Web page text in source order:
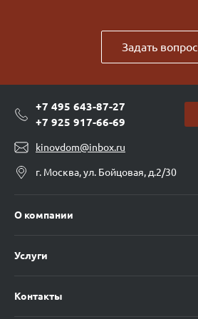
Задать вопрос
+7 495 643-87-27
+7 925 917-66-69
kinovdom@inbox.ru
г. Москва, ул. Бойцовая, д.2/30
О компании
Услуги
Контакты